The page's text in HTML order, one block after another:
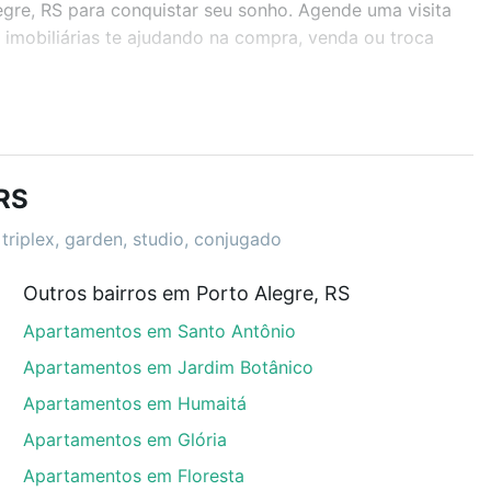
RS para conquistar seu sonho. Agende uma visita
te ajudando na compra, venda ou troca
os filtros como quantidade de quartos, suítes, com
salão de festas ou área verde e encontrar
RS que custam a partir de R$ 0 e com nossas
dos custos envolvidos no processo de compra,
sonhos com segurança e conforto. Loft, com você
garden, studio, conjugado
Outros bairros em Porto Alegre, RS
Apartamentos em Santo Antônio
Apartamentos em Jardim Botânico
Apartamentos em Humaitá
Apartamentos em Glória
Apartamentos em Floresta